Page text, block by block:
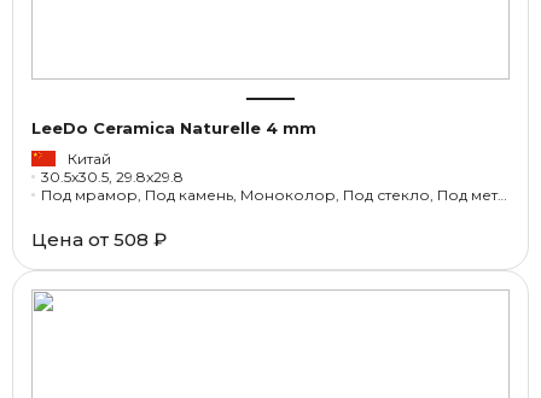
LeeDo Ceramica Naturelle 4 mm
Китай
30.5x30.5, 29.8x29.8
Под мрамор, Под камень, Моноколор, Под стекло, Под металл
Цена от 508 ₽